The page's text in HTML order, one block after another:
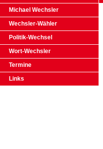
Michael Wechsler
Wechsler-Wähler
Politik-Wechsel
Wort-Wechsler
Termine
Links